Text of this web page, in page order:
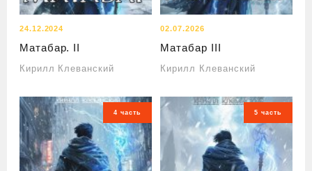
24.12.2024
Матабар. II
Кирилл Клеванский
02.07.2026
Матабар III
Кирилл Клеванский
4 часть 5 часть